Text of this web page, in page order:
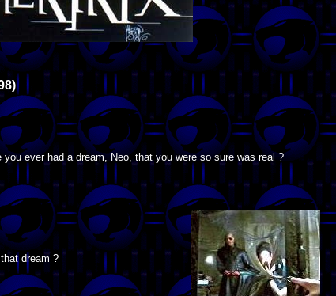
you ever had a dream, Neo, that you were so sure was real ?
dream ?